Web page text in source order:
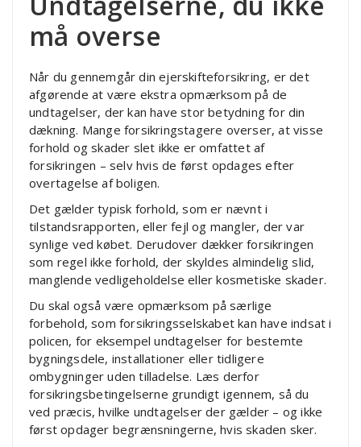
må overse
Når du gennemgår din ejerskifteforsikring, er det
afgørende at være ekstra opmærksom på de
undtagelser, der kan have stor betydning for din
dækning. Mange forsikringstagere overser, at visse
forhold og skader slet ikke er omfattet af
forsikringen – selv hvis de først opdages efter
overtagelse af boligen.
Det gælder typisk forhold, som er nævnt i
tilstandsrapporten, eller fejl og mangler, der var
synlige ved købet. Derudover dækker forsikringen
som regel ikke forhold, der skyldes almindelig slid,
manglende vedligeholdelse eller kosmetiske skader.
Du skal også være opmærksom på særlige
forbehold, som forsikringsselskabet kan have indsat i
policen, for eksempel undtagelser for bestemte
bygningsdele, installationer eller tidligere
ombygninger uden tilladelse. Læs derfor
forsikringsbetingelserne grundigt igennem, så du
ved præcis, hvilke undtagelser der gælder – og ikke
først opdager begrænsningerne, hvis skaden sker.